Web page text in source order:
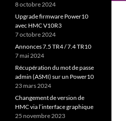
8 octobre 2024
Upgrade firmware Power10
avec HMC V10R3
7 octobre 2024
Annonces 7.5 TR4 / 7.4 TR10
7 mai 2024
Récupération du mot de passe
admin (ASMI) sur un Power10
23 mars 2024
Changement de version de
HMC via l’interface graphique
25 novembre 2023